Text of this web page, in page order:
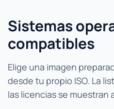
Sistemas
compatibles
Elige una imagen
desde tu propio ISO. La
las licencias se muestran